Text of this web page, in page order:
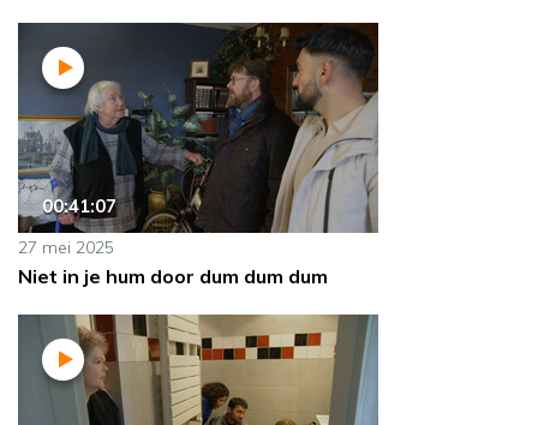
00:41:07
27 mei 2025
Niet in je hum door dum dum dum